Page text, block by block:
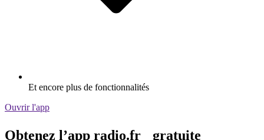
Et encore plus de fonctionnalités
Ouvrir l'app
Obtenez l’app radio.fr gratuite